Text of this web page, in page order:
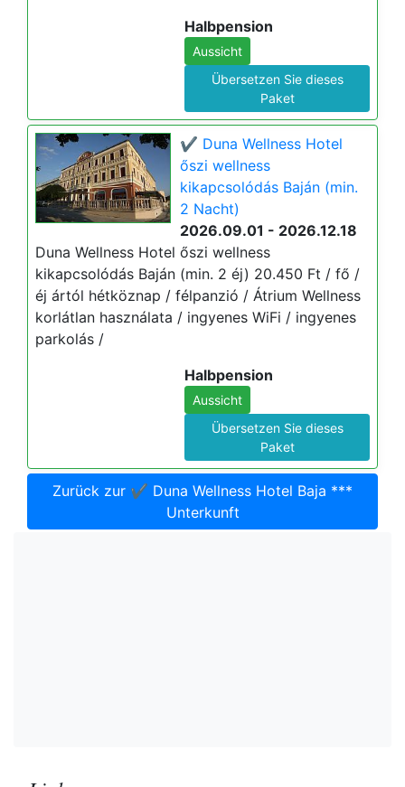
Halbpension
Aussicht
Übersetzen Sie dieses
Paket
✔️ Duna Wellness Hotel
őszi wellness
kikapcsolódás Baján (min.
2 Nacht)
2026.09.01 - 2026.12.18
Duna Wellness Hotel őszi wellness
kikapcsolódás Baján (min. 2 éj) 20.450 Ft / fő /
éj ártól hétköznap / félpanzió / Átrium Wellness
korlátlan használata / ingyenes WiFi / ingyenes
parkolás /
Halbpension
Aussicht
Übersetzen Sie dieses
Paket
Zurück zur ✔️ Duna Wellness Hotel Baja ***
Unterkunft